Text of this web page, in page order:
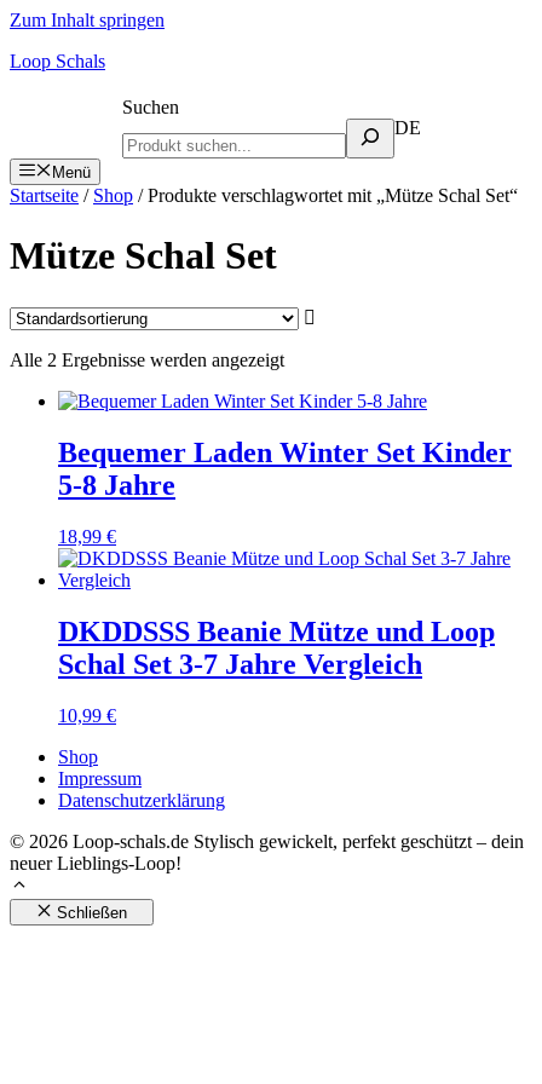
Zum Inhalt springen
Loop Schals
Suchen
DE
Menü
Startseite / Shop / Produkte verschlagwortet mit „Mütze Schal Set“
Mütze Schal Set
Alle 2 Ergebnisse werden angezeigt
Bequemer Laden Winter Set Kinder
5-8 Jahre
18,99 €
DKDDSSS Beanie Mütze und Loop
Schal Set 3-7 Jahre Vergleich
10,99 €
Shop
Impressum
Datenschutzerklärung
© 2026 Loop-schals.de Stylisch gewickelt, perfekt geschützt – dein
neuer Lieblings-Loop!
Schließen